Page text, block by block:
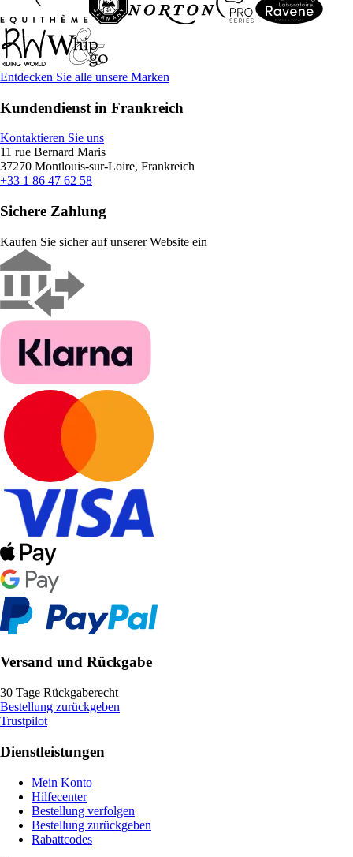
Entdecken Sie alle unsere Marken
Kundendienst in Frankreich
Kontaktieren Sie uns
11 rue Bernard Maris
37270 Montlouis-sur-Loire, Frankreich
+33 1 86 47 62 58
Sichere Zahlung
Kaufen Sie sicher auf unserer Website ein
Versand und Rückgabe
30 Tage Rückgaberecht
Bestellung zurückgeben
Trustpilot
Dienstleistungen
Mein Konto
Hilfecenter
Bestellung verfolgen
Bestellung zurückgeben
Rabattcodes